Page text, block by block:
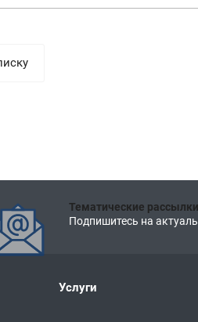
Тематические рассылки
Подпишитесь на
Услуги